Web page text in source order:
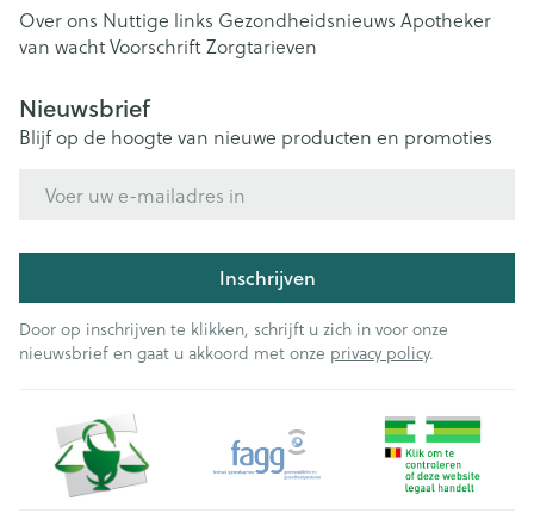
Over ons Nuttige links Gezondheidsnieuws Apotheker
van wachtVoorschriftZorgtarieven
Nieuwsbrief
Blijf op de hoogte van nieuwe producten en promoties
Inschrijven
Door op inschrijven te klikken, schrijft u zich in voor onze
nieuwsbrief en gaat u akkoord met onze privacy policy.